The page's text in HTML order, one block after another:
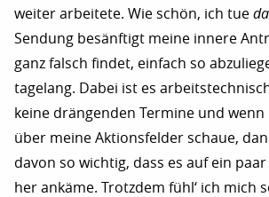
weiter arbeitete. Wie schön, ich tue
Sendung besänftigt meine innere
ganz falsch findet, einfach so
tagelang. Dabei ist es
keine drängenden Termine und
über meine Aktionsfelder schaue,
davon so wichtig, dass es auf ein
her ankäme. Trotzdem fühl‘ ich mich